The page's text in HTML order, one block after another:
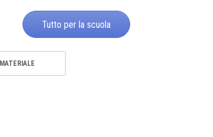
Tutto per la scuola
MATERIALE